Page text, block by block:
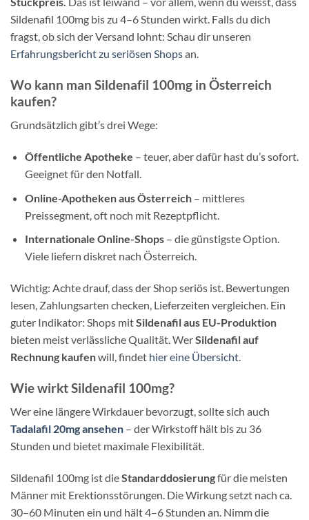
Sildenafil 100mg bis zu 4–6 Stunden wirkt. Falls du dich
fragst, ob sich der Versand lohnt: Schau dir unseren
Erfahrungsbericht zu seriösen Shopsan.
Wo kann man Sildenafil 100mg in Österreich
kaufen?
Grundsätzlich gibt’s drei Wege:
Öffentliche Apotheke – teuer, aber dafür hast du’s sofort.
Geeignet für den Notfall.
Online-Apotheken aus Österreich– mittleres
Preissegment, oft noch mit Rezeptpflicht.
Internationale Online-Shops– die günstigste Option.
Viele liefern diskret nach Österreich.
Wichtig: Achte drauf, dass der Shop seriös ist. Bewertungen
lesen, Zahlungsarten checken, Lieferzeiten vergleichen. Ein
guter Indikator: Shops mitSildenafil aus EU-Produktion
bieten meist verlässliche Qualität. WerSildenafil auf
Rechnung kaufenwill, findet hier eine Übersicht.
Wie wirkt Sildenafil 100mg?
Wer eine längere Wirkdauer bevorzugt, sollte sich auch
Tadalafil 20mg ansehen – der Wirkstoff hält bis zu 36
Stunden und bietet maximale Flexibilität.
Sildenafil 100mg ist dieStandarddosierungfür die meisten
Männer mit Erektionsstörungen. Die Wirkung setzt nach ca.
30–60 Minuten ein und hält 4–6 Stunden an. Nimm die